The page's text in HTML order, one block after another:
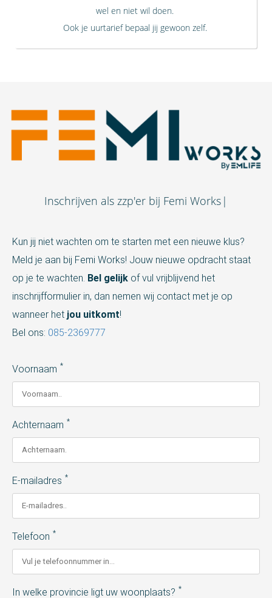
wel en niet wil doen.
Ook je uurtarief bepaal jij gewoon zelf.
Inschrijven als zzp'er bij Femi Works
Kun jij niet wachten om te starten met een nieuwe klus?
Meld je aan bij Femi Works! Jouw nieuwe opdracht staat
op je te wachten. Bel gelijk of vul vrijblijvend het
inschrijfformulier in, dan nemen wij contact met je op
wanneer het jou uitkomt!
Bel ons: 085-2369777
Voornaam *
Achternaam *
E-mailadres *
Telefoon *
In welke provincie ligt uw woonplaats? *